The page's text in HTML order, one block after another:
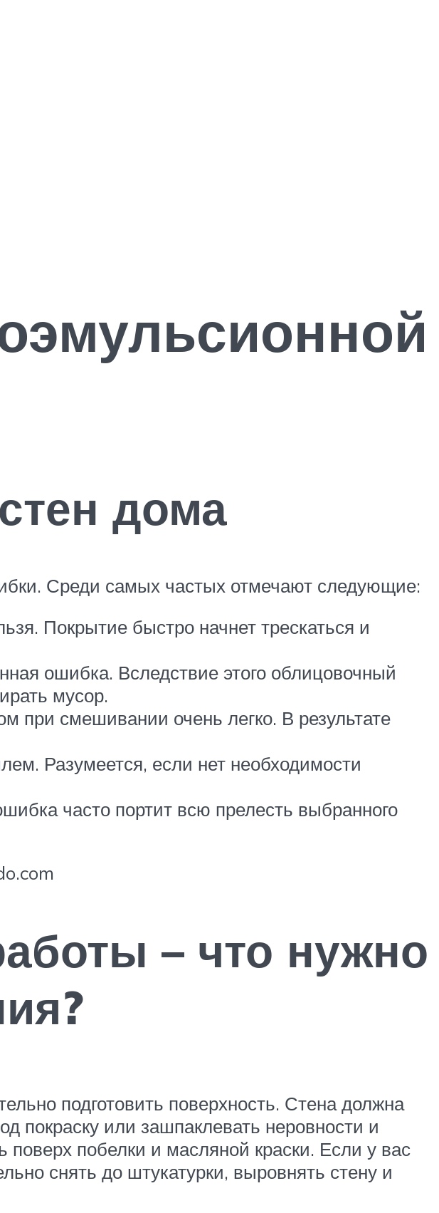
дома
Среди самых частых отмечают следующие:
Покрытие быстро начнет трескаться и
ошибка. Вследствие этого облицовочный
мусор.
при смешивании очень легко. В результате
Разумеется, если нет необходимости
часто портит всю прелесть выбранного
– что нужно
подготовить поверхность. Стена должна
покраску или зашпаклевать неровности и
поверх побелки и масляной краски. Если у вас
снять до штукатурки, выровнять стену и